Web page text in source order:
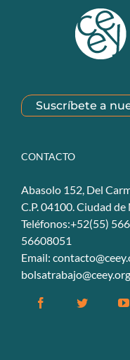
Suscríbete a
CONTACTO
Abasolo 152, Del
C.P. 04100. Ciudad
Teléfonos:+52(55)
56608051
Email:
FacebookTwitter